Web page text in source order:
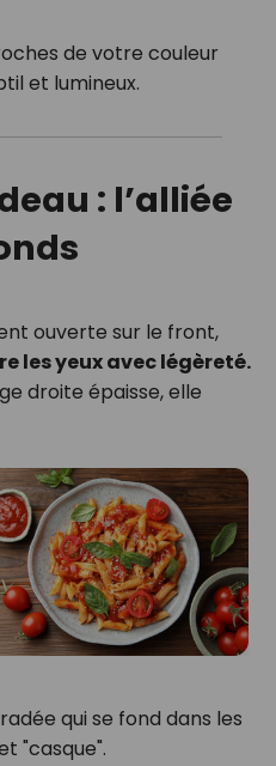
de votre couleur
et lumineux.
: l’alliée
ouverte sur le front,
les yeux avec légèreté.
droite épaisse, elle
qui se fond dans les
"casque".